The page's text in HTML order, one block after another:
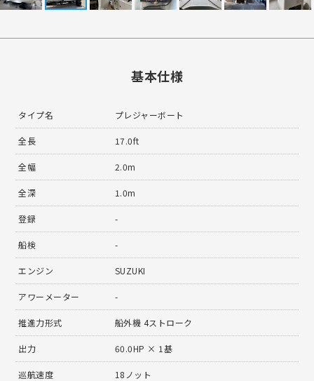
基本仕様
タイプ名 プレジャーボート
全長 17.0ft
全幅 2.0m
全深 1.0m
登録 -
船検 -
エンジン SUZUKI
アワーメーター -
推進力形式 船外機 4ストローク
出力 60.0HP × 1基
巡航速度 18ノット